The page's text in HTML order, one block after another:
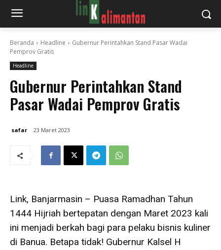
Beranda Headline
Gubernur Perintahkan Stand Pasar Wadai
Pemprov Gratis
Headline
Gubernur Perintahkan Stand
Pasar Wadai Pemprov Gratis
safar 23 Maret 2023
Link, Banjarmasin – Puasa Ramadhan Tahun
1444 Hijriah bertepatan dengan Maret 2023 kali
ini menjadi berkah bagi para pelaku bisnis kuliner
di Banua. Betapa tidak! Gubernur Kalsel H